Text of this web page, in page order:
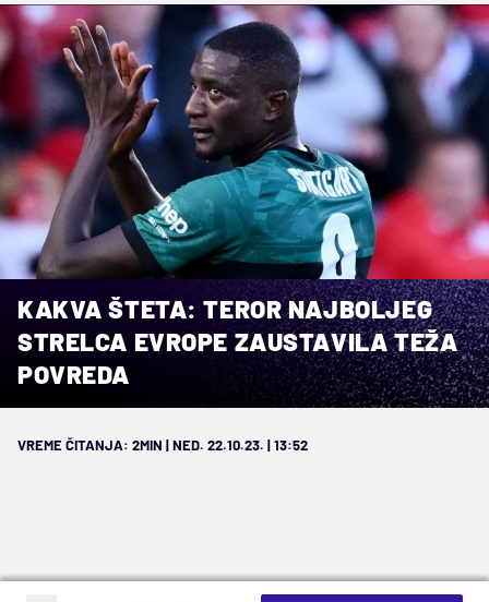
KAKVA ŠTETA: TEROR NAJBOLJEG
STRELCA EVROPE ZAUSTAVILA TEŽA
POVREDA
VREME ČITANJA: 2MIN | NED. 22.10.23. | 13:52